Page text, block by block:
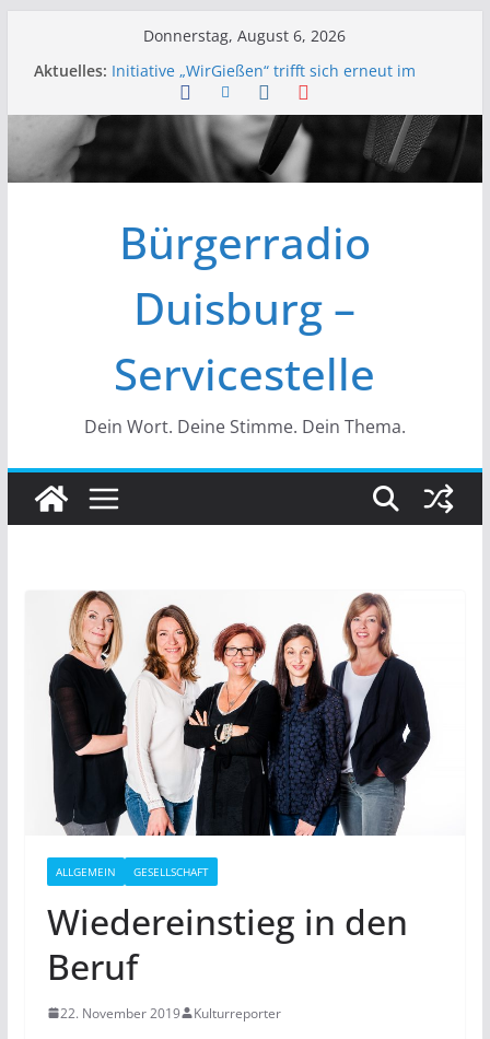
Donnerstag, August 6, 2026
Aktuelles: Initiative „WirGießen“ trifft sich erneut im
Medienforum
Wir der Bürgerfunk – Anonyme Alkoholiker
Wir stellen vor – Bürgerfunkgruppen im
Medienforum Duisburg
Erfolgreiche Vorstands- und
Initiative „Wir Gießen“ Trifft sich zur
Finalisierung der Webseite
Bürgerradio
Duisburg –
Servicestelle
Dein Wort. Deine Stimme. Dein Thema.
ALLGEMEIN GESELLSCHAFT
Wiedereinstieg in den
Beruf
22. November 2019 Kulturreporter